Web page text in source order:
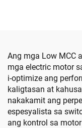
Ang mga Low MCC
mga electric motor
i-optimize ang
kaligtasan at
nakakamit ang
espesyalista sa
ang kontrol sa